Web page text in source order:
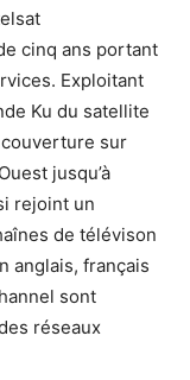
cinq ans portant
Exploitant
Ku du satellite
couverture sur
jusqu’à
rejoint un
de télévison
anglais, français
sont
réseaux